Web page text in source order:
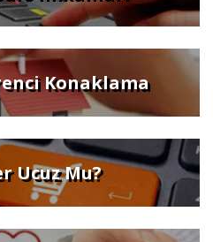
Konaklama
Ucuz Mu?